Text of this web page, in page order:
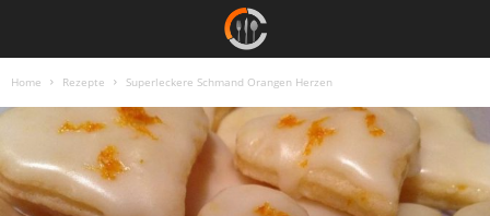
Home Rezepte Superleckere Schmand Orangen Herzen